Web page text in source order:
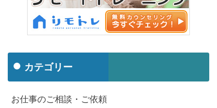
カテゴリー
お仕事のご相談・ご依頼